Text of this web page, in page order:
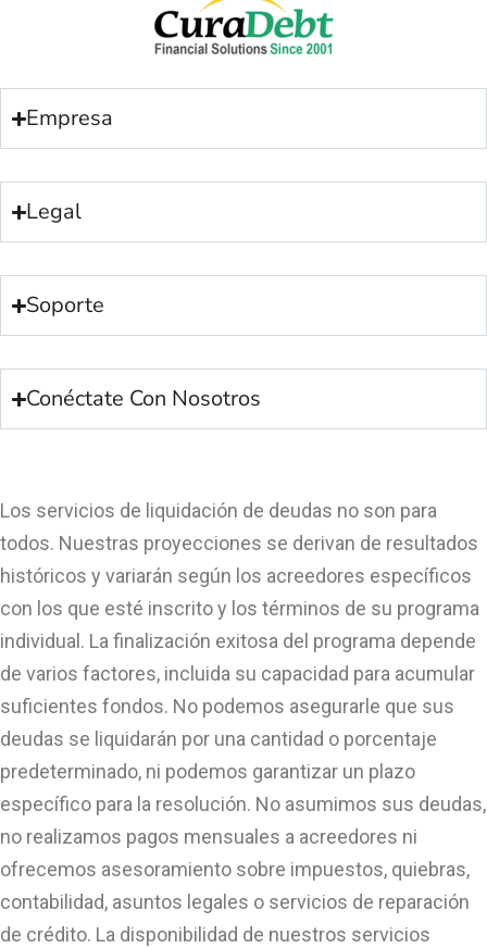
Empresa
Legal
Soporte
Conéctate Con Nosotros
Los servicios de liquidación de deudas no son para
todos. Nuestras proyecciones se derivan de resultados
históricos y variarán según los acreedores específicos
con los que esté inscrito y los términos de su programa
individual. La finalización exitosa del programa depende
de varios factores, incluida su capacidad para acumular
suficientes fondos. No podemos asegurarle que sus
deudas se liquidarán por una cantidad o porcentaje
predeterminado, ni podemos garantizar un plazo
específico para la resolución. No asumimos sus deudas,
no realizamos pagos mensuales a acreedores ni
ofrecemos asesoramiento sobre impuestos, quiebras,
contabilidad, asuntos legales o servicios de reparación
de crédito. La disponibilidad de nuestros servicios